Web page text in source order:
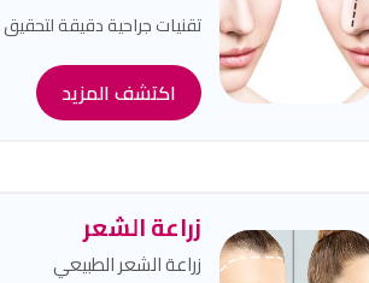
تقنيات جراحية دقيقة
اكتشف المزيد
زراعة الشعر
زراعة الشعر الطبيعي